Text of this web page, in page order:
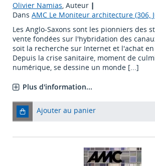
Olivier Namias, Auteur |
Dans AMC Le Moniteur architecture (306,
Les Anglo-Saxons sont les pionniers des
vente fondées sur l'hybridation des
soit la recherche sur Internet et l'achat
Depuis la crise sanitaire, moment de
numérique, se dessine un monde [...]
Plus d'information...
Ajouter au panier